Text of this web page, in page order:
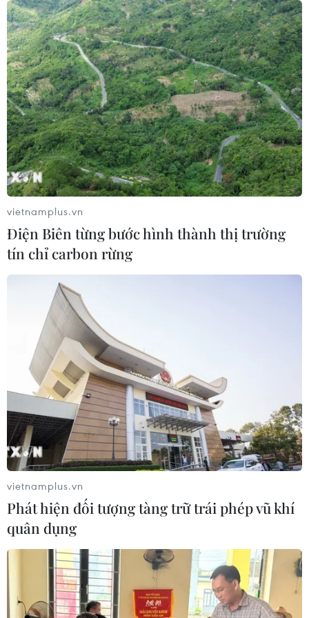
17/06/2015 02:31
Lễ bế mạc SEA Games 28:
Hoành tráng và giàu cảm xúc
17/06/2015 01:52
Bế mạc SEA Games 28 để lại nhiều
cảm xúc cho các vận động viên
Ông Miura bất ngờ vì cổ động viên
vẫn ủng hộ U23 Việt Nam
16/06/2015 13:05
HLV Miura và U23 Việt Nam vẫn được
chào đón như những người hùng
16/06/2015 12:53
Kết thúc SEA Games 28: Đoàn Việt
Nam mang về nhiều bất ngờ
16/06/2015 11:16
Điểm mặt những "tiên đồng,
ngọc nữ" của Sea Games 28
16/06/2015 10:59
vietnamplus.vn
Điện Biên từng bước hình thành thị trường
tín chỉ carbon rừng
vietnamplus.vn
Phát hiện đối tượng tàng trữ trái phép vũ khí
quân dụng